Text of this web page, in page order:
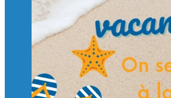
et contribuons ensemble à
d’ingénieurs de demain. 🙏
Merci à tous !
🎯 Taxe d’apprentissage 2026 :
un numérique au service de
À l’Isep, nous formons des
Mastères Spécialisés, qui allient
valeurs humaines, au cœur de